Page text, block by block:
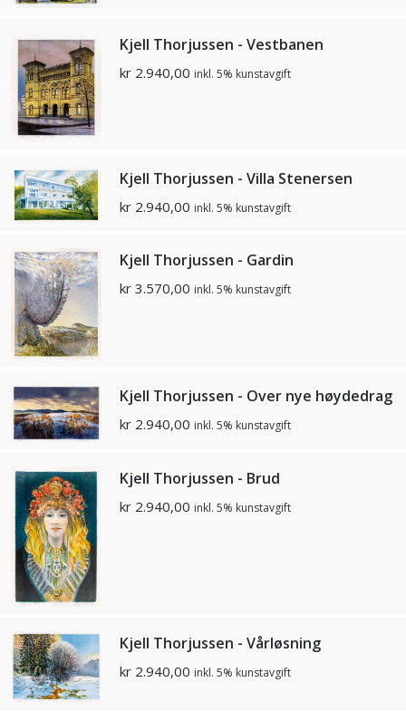
Kjell Thorjussen - Vestbanen
kr 2.940,00 inkl. 5% kunstavgift
Kjell Thorjussen - Villa Stenersen
kr 2.940,00 inkl. 5% kunstavgift
Kjell Thorjussen - Gardin
kr 3.570,00 inkl. 5% kunstavgift
Kjell Thorjussen - Over nye høydedrag
kr 2.940,00 inkl. 5% kunstavgift
Kjell Thorjussen - Brud
kr 2.940,00 inkl. 5% kunstavgift
Kjell Thorjussen - Vårløsning
kr 2.940,00 inkl. 5% kunstavgift